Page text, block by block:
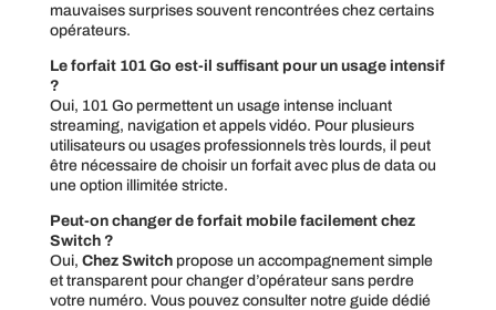
mauvaises surprises souvent rencontrées chez certains
opérateurs.
Le forfait 101 Go est-il suffisant pour un usage intensif
?
Oui, 101 Go permettent un usage intense incluant
streaming, navigation et appels vidéo. Pour plusieurs
utilisateurs ou usages professionnels très lourds, il peut
être nécessaire de choisir un forfait avec plus de data ou
une option illimitée stricte.
Peut-on changer de forfait mobile facilement chez
Switch ?
Oui, Chez Switchpropose un accompagnement simple
et transparent pour changer d’opérateur sans perdre
votre numéro. Vous pouvez consulter notre guide dédié